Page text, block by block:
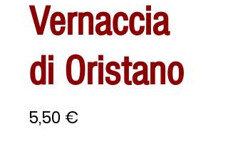
Vernaccia
di Oristano
5,50 €